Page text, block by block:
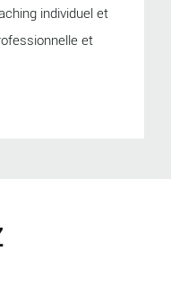
individuel et
et